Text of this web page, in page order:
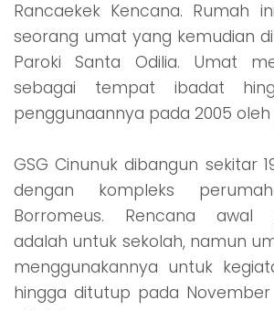
Rancaekek Kencana. Rumah
seorang umat yang kemudian
Paroki Santa Odilia. Umat
sebagai tempat ibadat
penggunaannya pada 2005 oleh
GSG Cinunuk dibangun sekitar
dengan kompleks
Borromeus. Rencana awal
adalah untuk sekolah, namun
menggunakannya untuk
hingga ditutup pada November